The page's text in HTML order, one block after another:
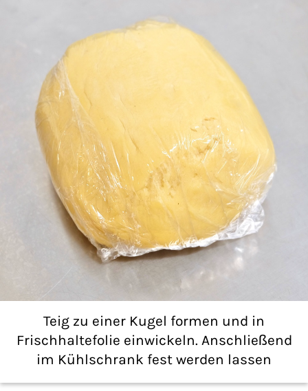
Teig zu einer Kugel formen und in
Frischhaltefolie einwickeln. Anschließend
im Kühlschrank fest werden lassen